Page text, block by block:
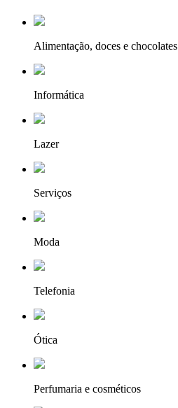
Alimentação, doces e chocolates
Informática
Lazer
Serviços
Moda
Telefonia
Ótica
Perfumaria e cosméticos